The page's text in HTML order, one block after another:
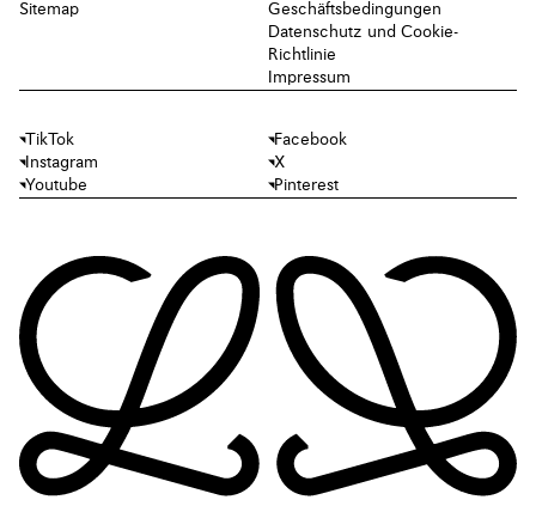
Sitemap
Geschäftsbedingungen
Datenschutz und Cookie-
Richtlinie
Impressum
TikTok
Facebook
Instagram
X
Youtube
Pinterest